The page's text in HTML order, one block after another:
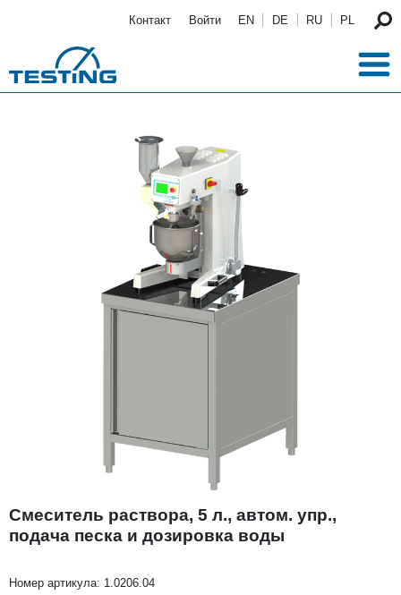
Контакт Войти EN DE RU PL
Смеситель раствора, 5 л., автом. упр.,
подача песка и дозировка воды
Номер артикула: 1.0206.04